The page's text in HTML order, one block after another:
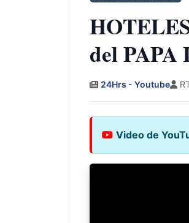
del
24Hrs - Youtube
Video de